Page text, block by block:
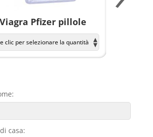
Viagra Pfizer pillole
casa: